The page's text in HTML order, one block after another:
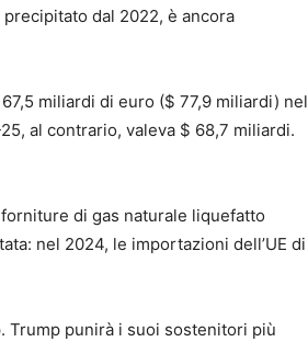
dal 2022, è ancora
miliardi di euro ($ 77,9 miliardi) nel
al contrario, valeva $ 68,7 miliardi.
di gas naturale liquefatto
nel 2024, le importazioni dell’UE di
Trump punirà i suoi sostenitori più